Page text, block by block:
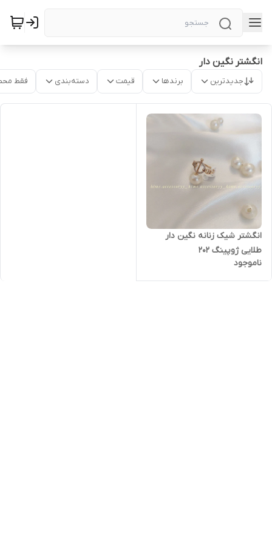
انگشتر نگین دار
جدیدترین برندها قیمت دسته‌بندی فقط
انگشتر شیک زنانه نگین دار
طلایی ژوپینگ ۲۰۲
ناموجود